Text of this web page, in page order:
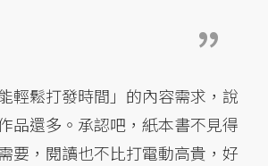
輕鬆打發時間」的內容需求，說
品還多。承認吧，紙本書不見得
要，閱讀也不比打電動高貴，好